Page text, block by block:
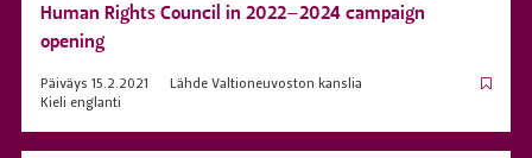
Human Rights Council in 2022–2024 campaign
opening
Päiväys 15.2.2021 LähdeValtioneuvoston kanslia
Kieli englanti